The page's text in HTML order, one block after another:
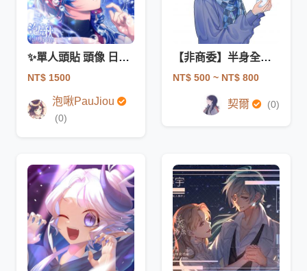
✨單人頭貼 頭像 日系 插畫 少女漫畫風格
NT$ 1500
泡啾PauJiou
(0)
【非商委】半身全彩(無背景)
NT$ 500 ~ NT$ 800
契爾 (0)